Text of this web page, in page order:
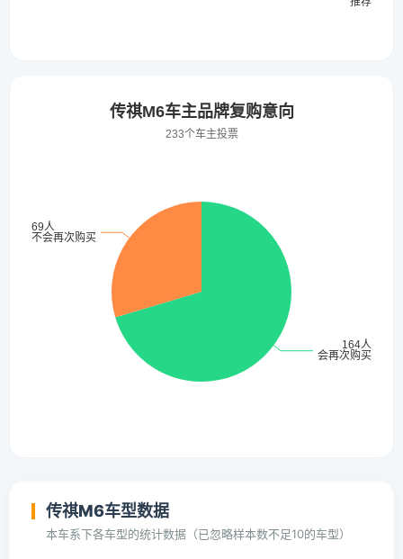
传祺M6车型数据
本车系下各车型的统计数据（已忽略样本数不足10的车型）